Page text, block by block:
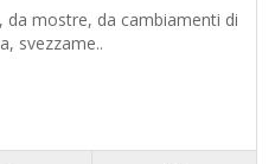
mostre, da cambiamenti di
svezzame..